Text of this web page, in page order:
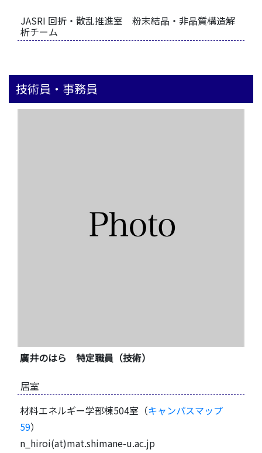
JASRI 回折・散乱推進室 粉末結晶・非晶質構造解
析チーム
技術員・事務員
廣井のはら 特定職員（技術）
居室
材料エネルギー学部棟504室（キャンパスマップ
59）
n_hiroi(at)mat.shimane-u.ac.jp